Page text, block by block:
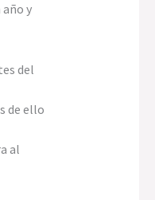
y
del
de ello
al